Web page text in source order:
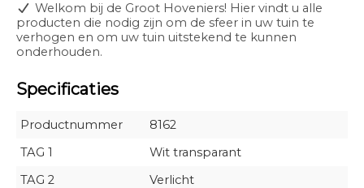
Welkom bij de Groot Hoveniers! Hier vindt u alle
producten die nodig zijn om de sfeer in uw tuin te
verhogen en om uw tuin uitstekend te kunnen
onderhouden.
Specificaties
Productnummer
8162
TAG 1
Wit transparant
TAG 2
Verlicht